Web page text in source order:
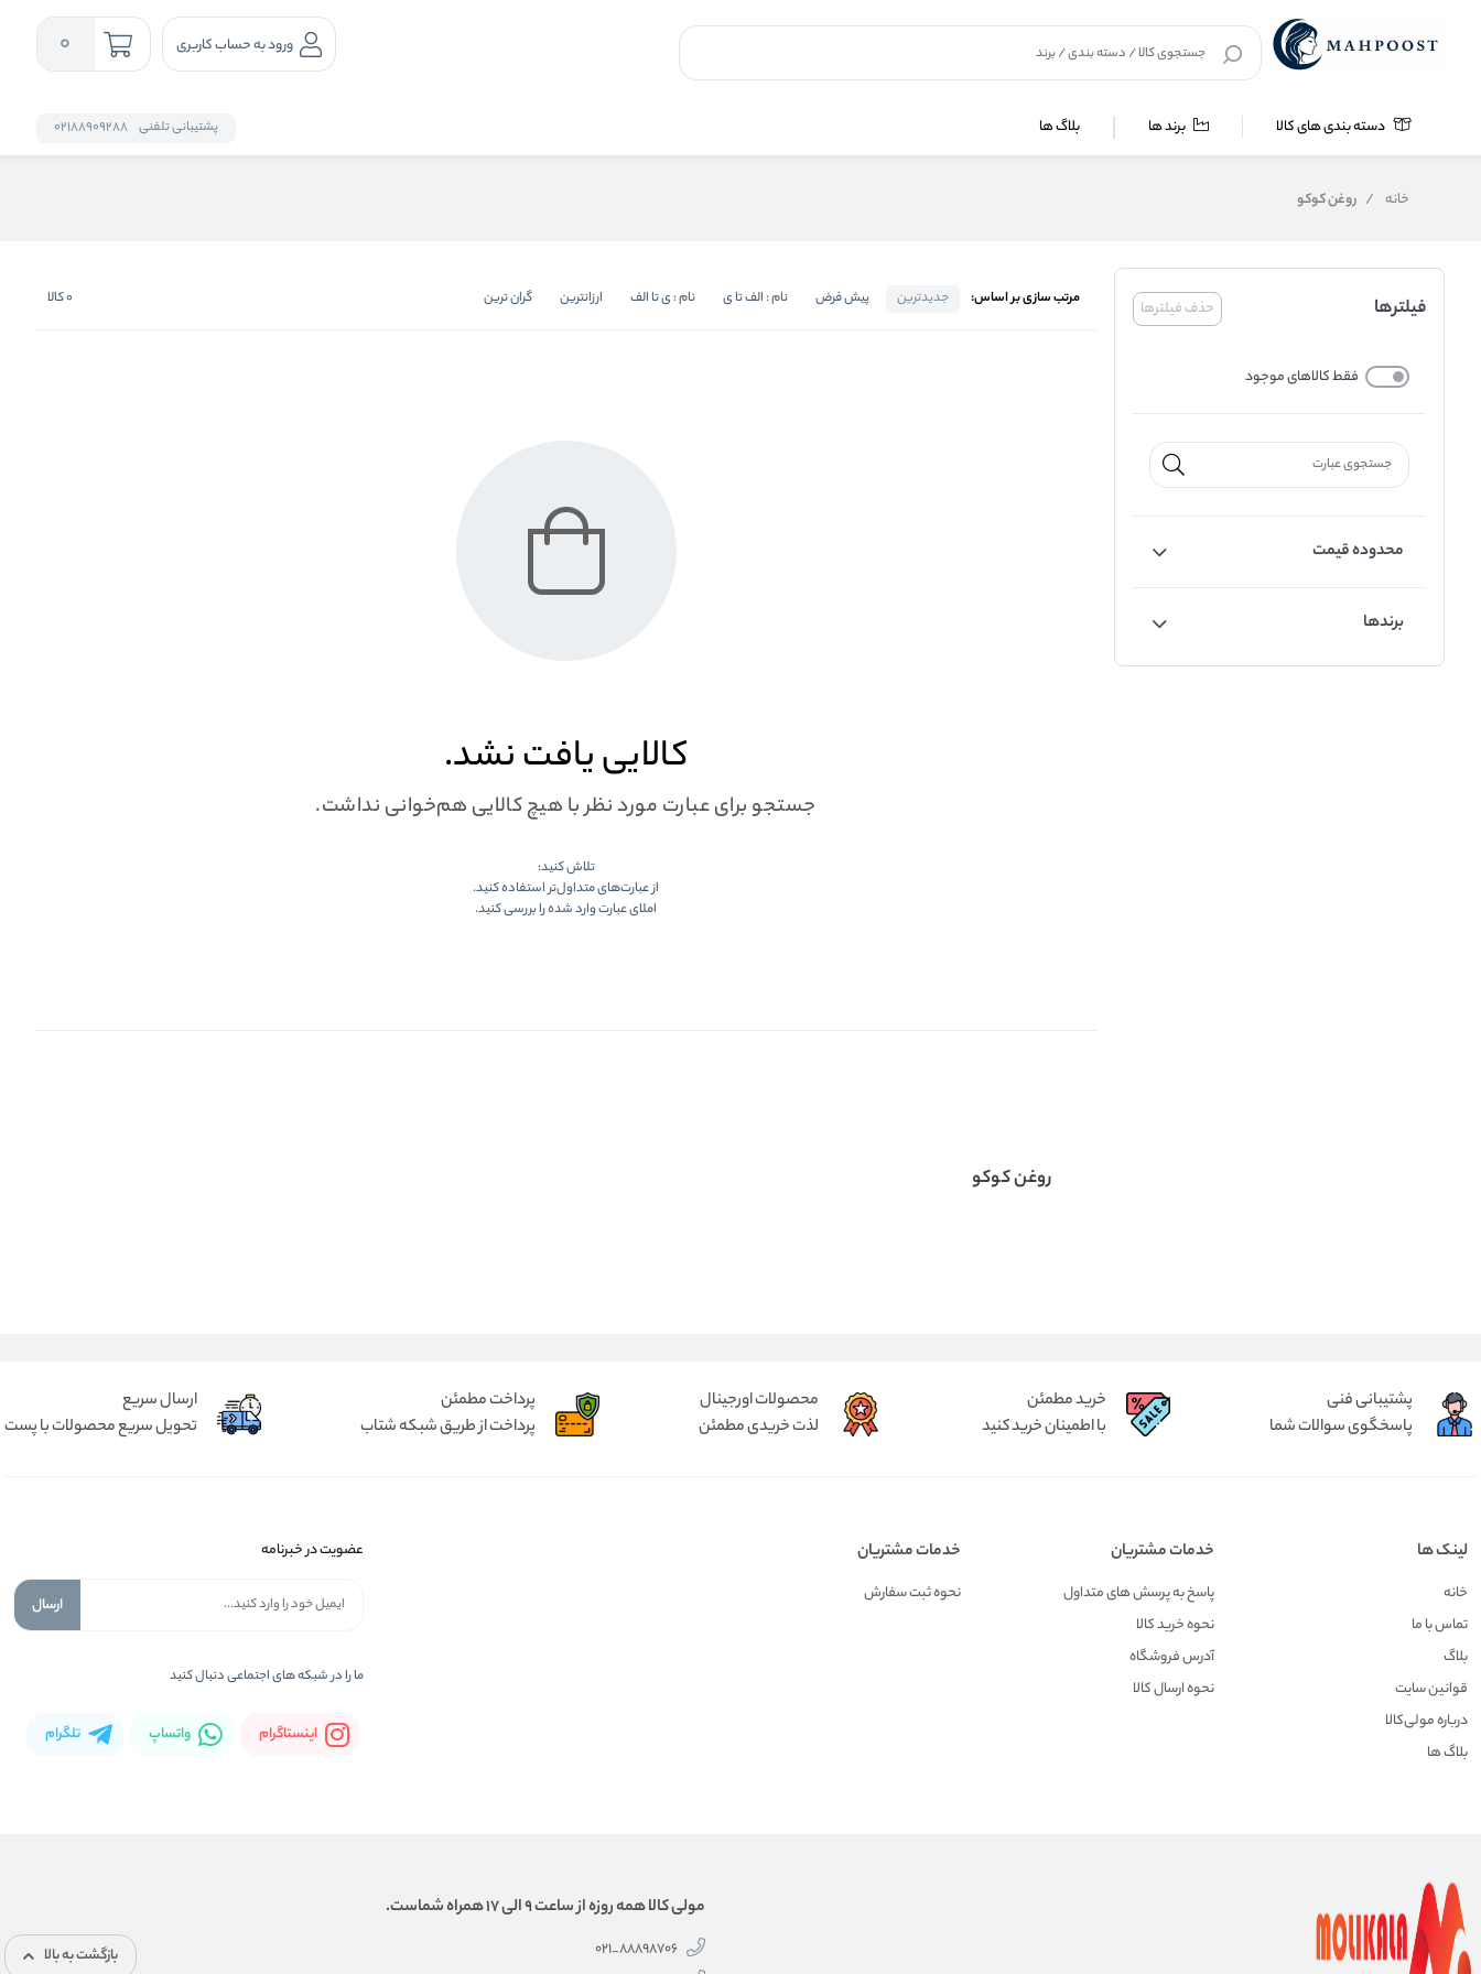
ورود به حساب کاربری 0
دسته بندی های کالا برند ها بلاگ ها پشتیبانی تلفنی 02188909288
خانه / روغن کوکو
حذف فیلترها فیلترها
فقط کالاهای موجود
محدوده قیمت
برندها
مرتب سازی بر اساس: جدیدترین پیش فرض نام : الف تا ی نام : ی تا الف ارزانترین گران ترین 0کالا
کالایی یافت نشد.
جستجو برای عبارت مورد نظر با هیچ کالایی هم‌خوانی نداشت.
تلاش کنید:
از عبارت‌های متداول‌تر استفاده کنید.
املای عبارت وارد شده را بررسی کنید.
روغن کوکو
پشتیبانی فنی
پاسخگوی سوالات شما
خرید مطمئن
با اطمینان خرید کنید
محصولات اورجینال
لذت خریدی مطمئن
پرداخت مطمئن
پرداخت از طریق شبکه شتاب
ارسال سریع
تحویل سریع محصولات با پست
لینک ها
خانه
تماس با ما
بلاگ
قوانین سایت
درباره مولی‌کالا
بلاگ ها
خدمات مشتریان
پاسخ به پرسش های متداول
نحوه خرید کالا
آدرس فروشگاه
نحوه ارسال کالا
خدمات مشتریان
نحوه ثبت سفارش
عضویت در خبرنامه
ارسال
ما را در شبكه های اجتماعی دنبال کنید
اینستاگرام واتساپ تلگرام
مولی کالا همه روزه از ساعت 9 الی 17 همراه شماست.
88898706_021
بازگشت به بالا